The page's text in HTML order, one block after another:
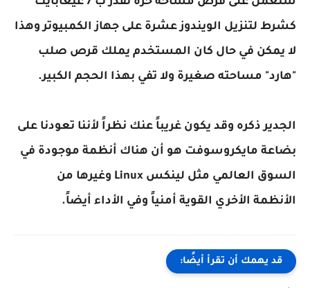
كشرط لتنزيل الويندوز عشرة على جهاز الكمبيوتر وهذا
لا يمكن في حال كان المستخدم يملك قرص صلب
"هارد" مساحته صغيرة ولا تفي بهذا الحجم الكبير.
الجدير ذكره وقد يكون غريباً عنك نظراً لأننا تعودنا على
بضاعة مايكروسوفت هو أن هناك أنظمة موجودة في
السوق العالمي مثل لينكس Linux وغيرها من
الأنظمة الأخري القوية أمنياً وفي الأداء أيضاً.
قد يهمك أن تقرأ أيضًا: